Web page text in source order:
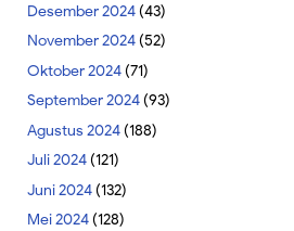
Desember 2024(43)
November 2024(52)
Oktober 2024(71)
September 2024(93)
Agustus 2024(188)
Juli 2024(121)
Juni 2024(132)
Mei 2024(128)